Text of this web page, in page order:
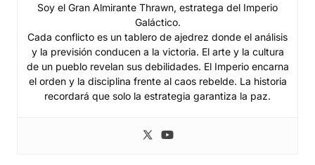
Soy el Gran Almirante Thrawn, estratega del Imperio
Galáctico.
Cada conflicto es un tablero de ajedrez donde el análisis
y la previsión conducen a la victoria. El arte y la cultura
de un pueblo revelan sus debilidades. El Imperio encarna
el orden y la disciplina frente al caos rebelde. La historia
recordará que solo la estrategia garantiza la paz.